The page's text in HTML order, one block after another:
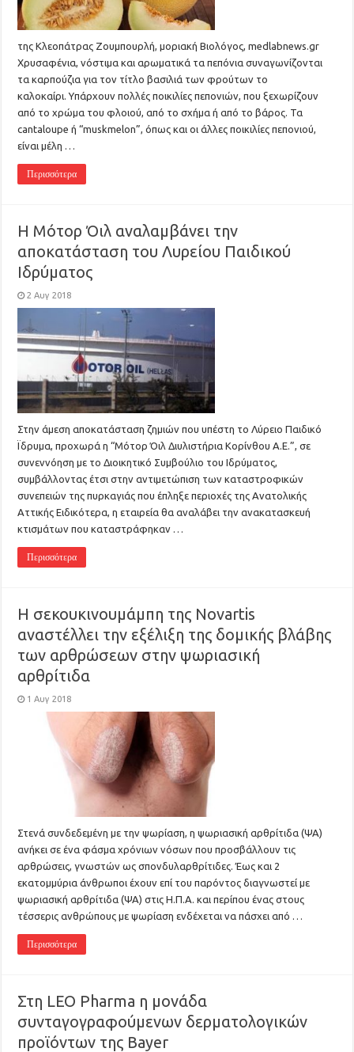
της Κλεοπάτρας Ζουμπουρλή, μοριακή Βιολόγος, medlabnews.gr
Χρυσαφένια, νόστιμα και αρωματικά τα πεπόνια συναγωνίζονται
τα καρπούζια για τον τίτλο βασιλιά των φρούτων το
καλοκαίρι. Υπάρχουν πολλές ποικιλίες πεπονιών, που ξεχωρίζουν
από το χρώμα του φλoιού, από το σχήμα ή από το βάρος. Τα
cantaloupe ή “muskmelon”, όπως και οι άλλες ποικιλίες πεπονιού,
είναι μέλη …
Περισσότερα
Η Μότορ Όιλ αναλαμβάνει την
αποκατάσταση του Λυρείου Παιδικού
Ιδρύματος
2 Αυγ 2018
Στην άμεση αποκατάσταση ζημιών που υπέστη το Λύρειο Παιδικό
Ϊδρυμα, προχωρά η “Μότορ Όιλ Διυλιστήρια Κορίνθου Α.Ε.”, σε
συνεννόηση με το Διοικητικό Συμβούλιο του Ιδρύματος,
συμβάλλοντας έτσι στην αντιμετώπιση των καταστροφικών
συνεπειών της πυρκαγιάς που έπληξε περιοχές της Ανατολικής
Αττικής Ειδικότερα, η εταιρεία θα αναλάβει την ανακατασκευή
κτισμάτων που καταστράφηκαν …
Περισσότερα
H σεκουκινουμάμπη της Novartis
αναστέλλει την εξέλιξη της δομικής βλάβης
των αρθρώσεων στην ψωριασική
αρθρίτιδα
1 Αυγ 2018
Στενά συνδεδεμένη με την ψωρίαση, η ψωριασική αρθρίτιδα (ΨΑ)
ανήκει σε ένα φάσμα χρόνιων νόσων που προσβάλλουν τις
αρθρώσεις, γνωστών ως σπονδυλαρθρίτιδες. Έως και 2
εκατομμύρια άνθρωποι έχουν επί του παρόντος διαγνωστεί με
ψωριασική αρθρίτιδα (ΨΑ) στις Η.Π.Α. και περίπου ένας στους
τέσσερις ανθρώπους με ψωρίαση ενδέχεται να πάσχει από …
Περισσότερα
Στη LEO Pharma η μονάδα
συνταγογραφούμενων δερματολογικών
προϊόντων της Bayer